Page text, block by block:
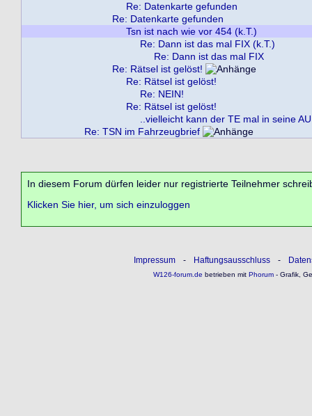
Re: Datenkarte gefunden
Re: Datenkarte gefunden
Tsn ist nach wie vor 454 (k.T.)
Re: Dann ist das mal FIX (k.T.)
Re: Dann ist das mal FIX
Re: Rätsel ist gelöst!
Re: Rätsel ist gelöst!
Re: NEIN!
Re: Rätsel ist gelöst!
..vielleicht kann der TE mal in seine
Re: TSN im Fahrzeugbrief
In diesem Forum dürfen leider nur registrierte Teilnehmer
Klicken Sie hier, um sich einzuloggen
Impressum - Haftungsausschluss -
W126-forum.de betrieben mitPhorum- Grafik,